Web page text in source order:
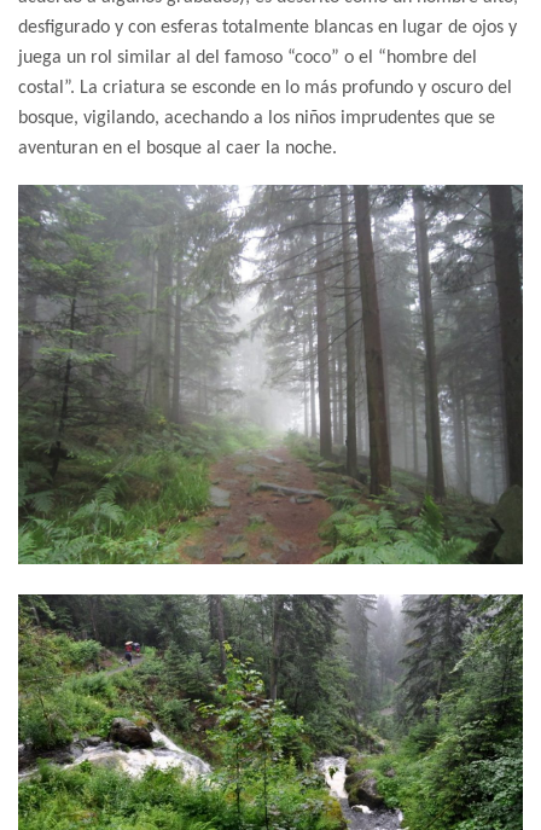
desfigurado y con esferas totalmente blancas en lugar de ojos y
juega un rol similar al del famoso “coco” o el “hombre del
costal”. La criatura se esconde en lo más profundo y oscuro del
bosque, vigilando, acechando a los niños imprudentes que se
aventuran en el bosque al caer la noche.